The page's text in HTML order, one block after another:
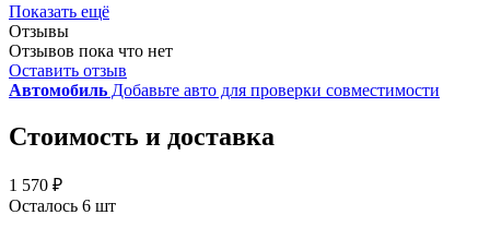
Показать ещё
Отзывы
Отзывов пока что нет
Оставить отзыв
Автомобиль Добавьте авто для проверки совместимости
Стоимость и доставка
1 570 ₽
Осталось 6 шт